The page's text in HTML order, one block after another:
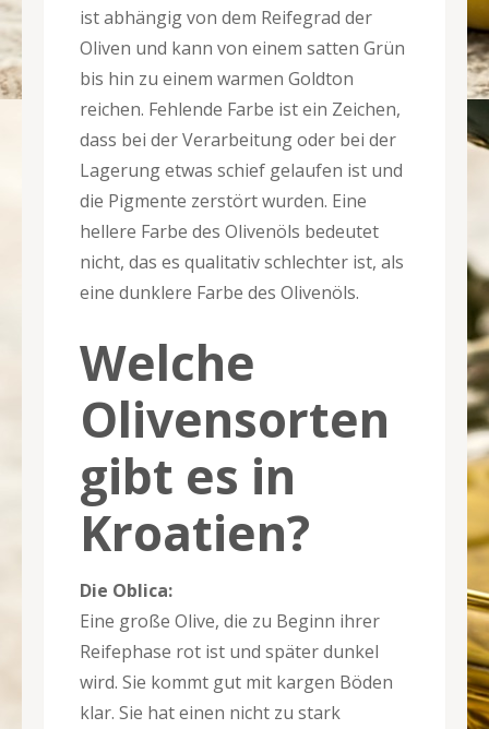
ist abhängig von dem Reifegrad der
Oliven und kann von einem satten Grün
bis hin zu einem warmen Goldton
reichen. Fehlende Farbe ist ein Zeichen,
dass bei der Verarbeitung oder bei der
Lagerung etwas schief gelaufen ist und
die Pigmente zerstört wurden. Eine
hellere Farbe des Olivenöls bedeutet
nicht, das es qualitativ schlechter ist, als
eine dunklere Farbe des Olivenöls.
Welche
Olivensorten
gibt es in
Kroatien?
Die Oblica:
Eine große Olive, die zu Beginn ihrer
Reifephase rot ist und später dunkel
wird. Sie kommt gut mit kargen Böden
klar. Sie hat einen nicht zu stark